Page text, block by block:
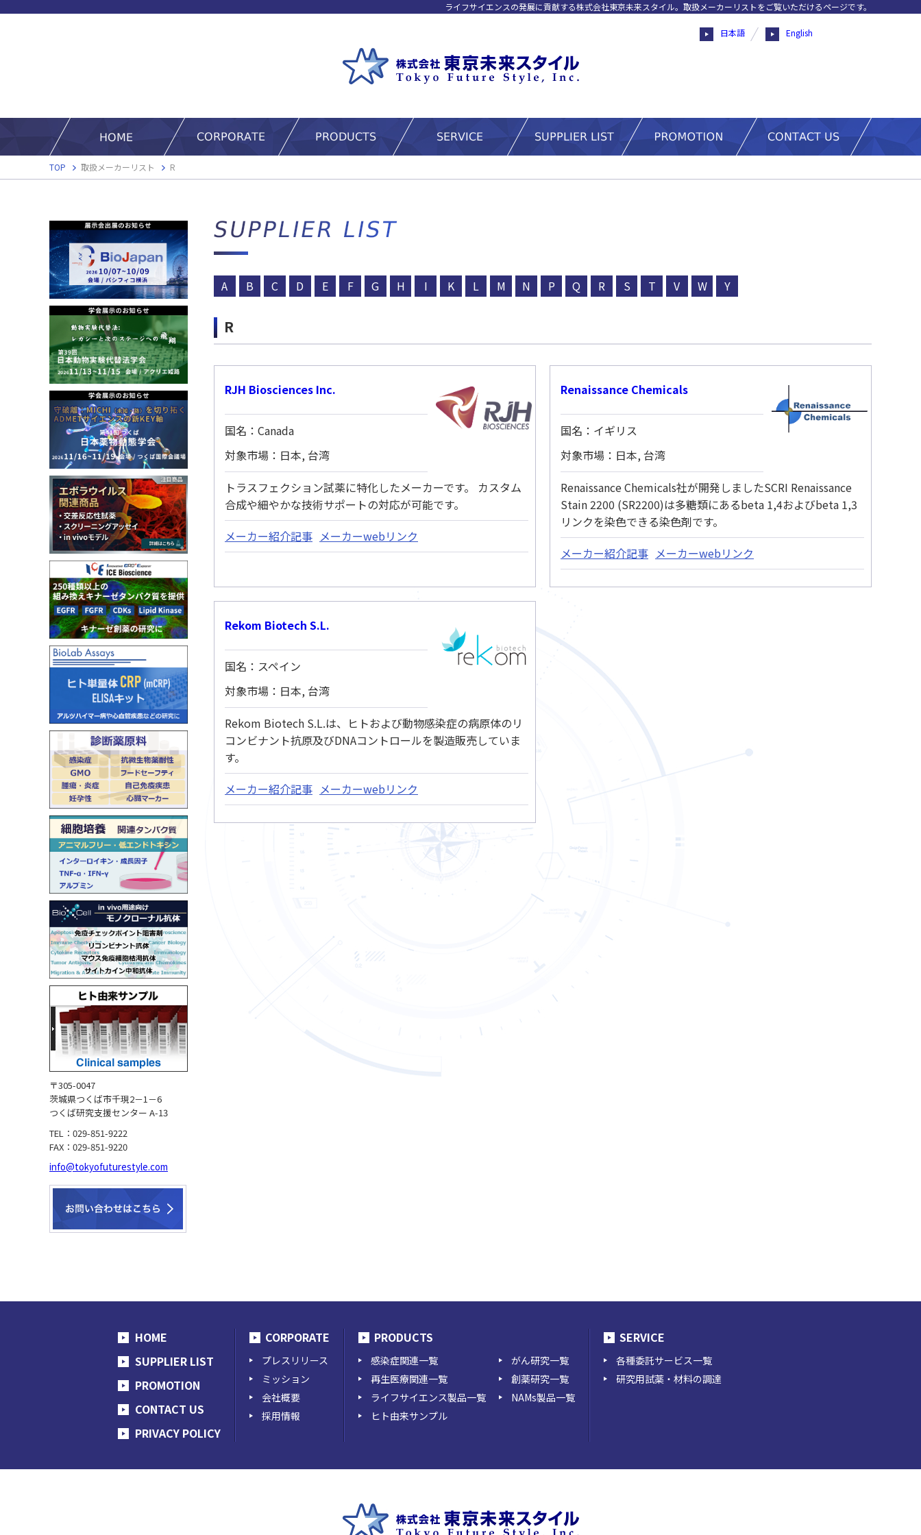
ライフサイエンスの発展に貢献する株式会社東京未来スタイル。取扱メーカーリストをご覧いただけるページです。
日本語 English
TOP 取扱メーカーリスト R
A B C D E F G H I K L M N P Q R S T V W Y
R
RJH Biosciences Inc.
国名：Canada
対象市場：日本, 台湾
トラスフェクション試薬に特化したメーカーです。 カスタム
合成や細やかな技術サポートの対応が可能です。
メーカー紹介記事 メーカーwebリンク
Renaissance Chemicals
国名：イギリス
対象市場：日本, 台湾
Renaissance Chemicals社が開発しましたSCRI Renaissance
Stain 2200 (SR2200)は多糖類にあるbeta 1,4およびbeta 1,3
リンクを染色できる染色剤です。
メーカー紹介記事 メーカーwebリンク
Rekom Biotech S.L.
国名：スペイン
対象市場：日本, 台湾
Rekom Biotech S.L.は、ヒトおよび動物感染症の病原体のリ
コンビナント抗原及びDNAコントロールを製造販売していま
す。
メーカー紹介記事 メーカーwebリンク
〒305-0047
茨城県つくば市千現2－1－6
つくば研究支援センター A-13
TEL：029-851-9222
FAX：029-851-9220
info@tokyofuturestyle.com
HOME
SUPPLIER LIST
PROMOTION
CONTACT US
PRIVACY POLICY
CORPORATE
プレスリリース
ミッション
会社概要
採用情報
PRODUCTS
感染症関連一覧
再生医療関連一覧
ライフサイエンス製品一覧
ヒト由来サンプル
がん研究一覧
創薬研究一覧
NAMs製品一覧
SERVICE
各種委託サービス一覧
研究用試薬・材料の調達